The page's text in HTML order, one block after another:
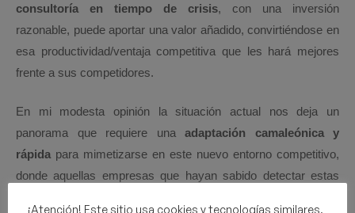
consultoría en tiempo de crisis, con una inversión
razonable, puede aportar una valor añadido, convirtiéndose en
esa productividad/ventaja competitiva que les hará mejores
frente a sus competidores.
En mi modesta opinión la situación actual nos deja un
panorama que requiere una adaptación camaleónica y
rápida para mimetizarse en este nuevo entorno competitivo,
donde aquellas empresas que hayan sabido detectar estas
¡Atención! Este sitio usa cookies y tecnologías similares.